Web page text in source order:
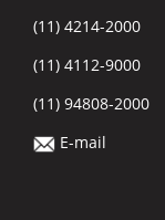
(11) 4214-2000
(11) 4112-9000
(11) 94808-2000
E-mail